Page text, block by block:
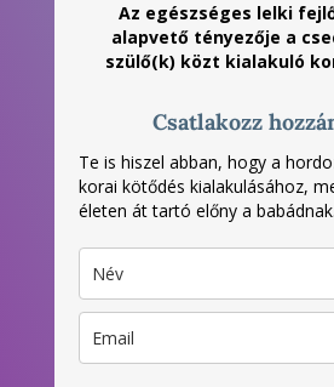
Az egészséges lelki
alapvető tényezője a
szülő(k) közt kialakuló
Csatlakozz
Te is hiszel abban, hogy a
korai kötődés kialakulásához,
életen át tartó előny a babádnak.